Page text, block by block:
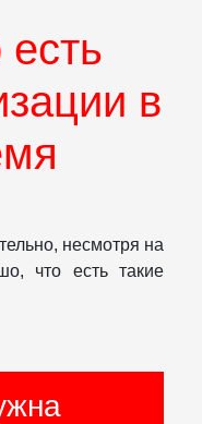
в
несмотря на
что есть такие